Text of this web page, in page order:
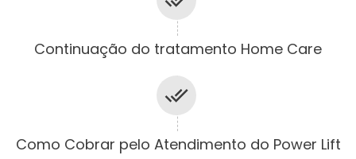
Continuação do tratamento Home Care
Como Cobrar pelo Atendimento do Power Lift